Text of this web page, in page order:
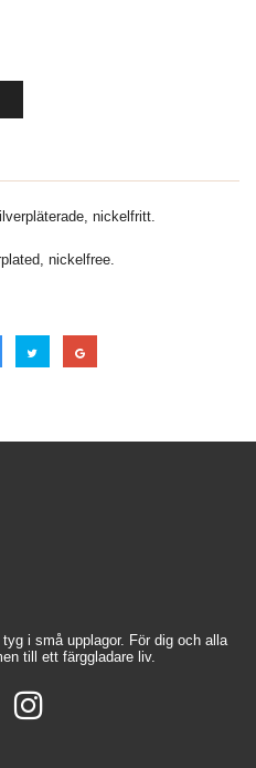
nickelfritt.
nickelfree.
i små upplagor. För dig och alla
till ett färggladare liv.